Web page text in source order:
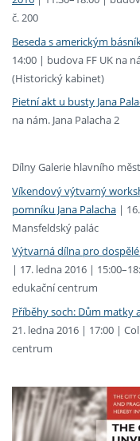
č. 200
Beseda s americkým
14:00 | budova FF UK na
(Historický kabinet)
Pietní akt u busty Jana
na nám. Jana Palacha 2
Dílny Galerie hlavního
Víkendový výtvarný
pomníku Jana Palacha |
Mansfeldský palác
Výtvarná dílna pro
| 17. ledna 2016 |
edukační centrum
Příběhy soch: Dům matky
21. ledna 2016 | 17:00 |
centrum